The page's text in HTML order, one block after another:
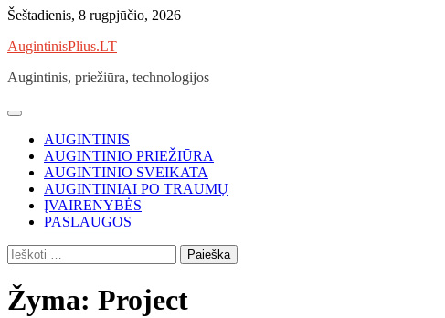
Skip
content
Šeštadienis, 8 rugpjūčio, 2026
AugintinisPlius.LT
Augintinis, priežiūra, technologijos
AUGINTINIS
AUGINTINIO PRIEŽIŪRA
AUGINTINIO SVEIKATA
AUGINTINIAI PO TRAUMŲ
ĮVAIRENYBĖS
PASLAUGOS
Ieškoti:
Žyma: Project